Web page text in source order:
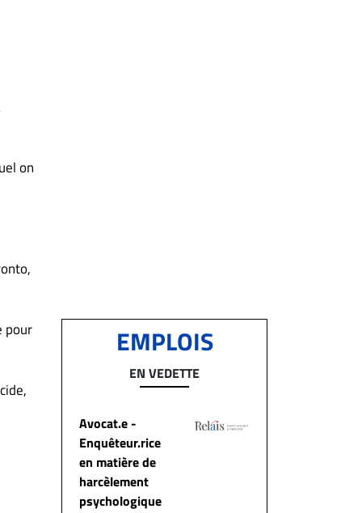
on
pour
EMPLOIS
EN VEDETTE
Avocat.e -
Enquêteur.rice
en matière de
harcèlement
psychologique